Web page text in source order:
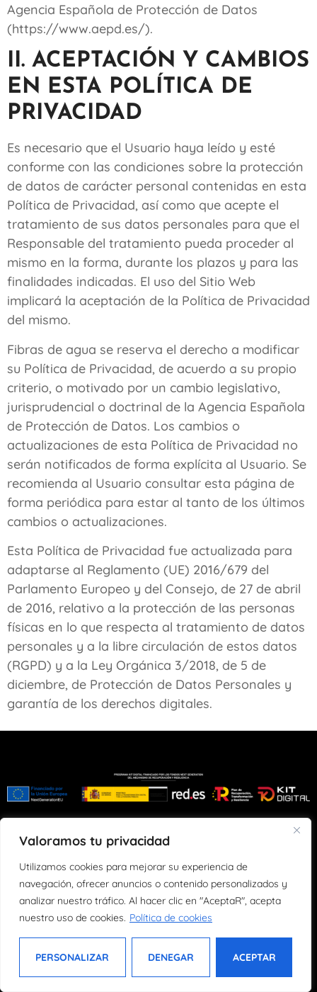
Valoramos tu privacidad
Utilizamos cookies para mejorar su experiencia de
navegación, ofrecer anuncios o contenido personalizados y
analizar nuestro tráfico. Al hacer clic en "AceptaR", acepta
nuestro uso de cookies. Política de cookies
PERSONALIZAR DENEGAR ACEPTAR
Agencia Española de Protección de Datos
(https://www.aepd.es/).
II. ACEPTACIÓN Y CAMBIOS
EN ESTA POLÍTICA DE
PRIVACIDAD
Es necesario que el Usuario haya leído y esté
conforme con las condiciones sobre la protección
de datos de carácter personal contenidas en esta
Política de Privacidad, así como que acepte el
tratamiento de sus datos personales para que el
Responsable del tratamiento pueda proceder al
mismo en la forma, durante los plazos y para las
finalidades indicadas. El uso del Sitio Web
implicará la aceptación de la Política de Privacidad
del mismo.
Fibras de agua se reserva el derecho a modificar
su Política de Privacidad, de acuerdo a su propio
criterio, o motivado por un cambio legislativo,
jurisprudencial o doctrinal de la Agencia Española
de Protección de Datos. Los cambios o
actualizaciones de esta Política de Privacidad no
serán notificados de forma explícita al Usuario. Se
recomienda al Usuario consultar esta página de
forma periódica para estar al tanto de los últimos
cambios o actualizaciones.
Esta Política de Privacidad fue actualizada para
adaptarse al Reglamento (UE) 2016/679 del
Parlamento Europeo y del Consejo, de 27 de abril
de 2016, relativo a la protección de las personas
físicas en lo que respecta al tratamiento de datos
personales y a la libre circulación de estos datos
(RGPD) y a la Ley Orgánica 3/2018, de 5 de
diciembre, de Protección de Datos Personales y
garantía de los derechos digitales.
Fibras de Agua es un taller artesano de
elaboración y transformación de papel ubicado
en Llanes, Asturias desde el año 2004.
0